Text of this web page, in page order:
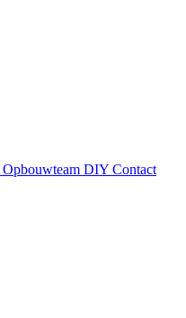
Opbouwteam DIY Contact